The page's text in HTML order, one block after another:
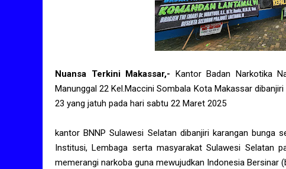
Nuansa Terkini Makassar,- Kantor Badan Narkotika
Manunggal 22 Kel.Maccini Sombala Kota Makassar
23 yang jatuh pada hari sabtu 22 Maret 2025
kantor BNNP Sulawesi Selatan dibanjiri karangan bunga
Institusi, Lembaga serta masyarakat Sulawesi Selatan
memerangi narkoba guna mewujudkan Indonesia Bersinar